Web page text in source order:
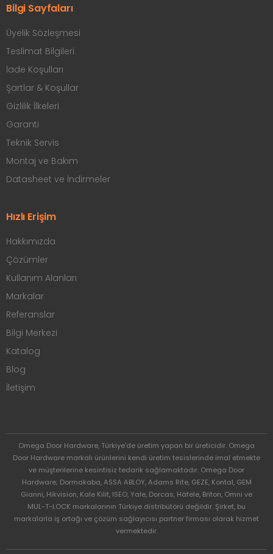
Bilgi Sayfaları
Üyelik Sözleşmesi
Teslimat Bilgileri
İade Koşulları
Şartlar & Koşullar
Gizlilik İlkeleri
Garanti
Teknik Servis
Montaj ve Bakım
Datasheet ve İndirmeler
Hızlı Erişim
Hakkımızda
Çözümler
Kullanım Alanları
Markalar
Referanslar
Bilgi Merkezi
Katalog
Blog
İletişim
Omega Door Hardware, Türkiye'de üretim yapan bir üreticidir. Omega
Door Hardware markalı ürünlerini kendi üretim tesislerinde imal etmekte
ve müşterilerine kesintisiz tedarik sağlamaktadır. Omega Door
Hardware; Dormakaba, ASSA ABLOY, Adams Rite, GEZE, Kontal, GEM
Gianni, Hikvision, Kale Kilit, ISEO, Yale, Dorcas, Häfele, Briton, Omni ve
MUL-T-LOCK markalarının Türkiye distribütörü değildir. Şirket, bu
markalarla iş ortağı ve çözüm sağlayıcısı partner firması olarak hizmet
vermektedir.